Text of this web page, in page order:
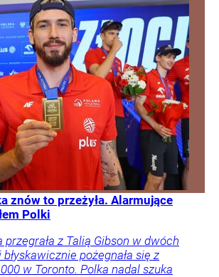
znów to przeżyła. Alarmujące
Polki
z Talią Gibson w dwóch
pożegnała się z
w Toronto. Polka nadal szuka